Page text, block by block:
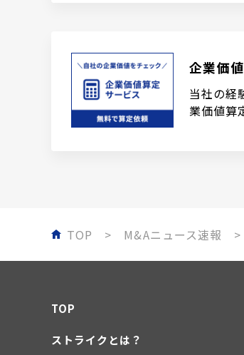
企業価
当社の経
業価値算
TOP M&Aニュース速報
TOP
ストライクとは？